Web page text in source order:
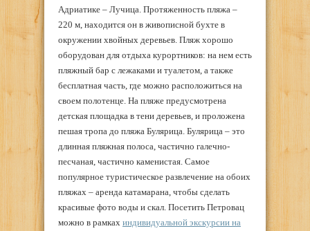
Адриатике – Лучица. Протяженность пляжа –
220 м, находится он в живописной бухте в
окружении хвойных деревьев. Пляж хорошо
оборудован для отдыха курортников: на нем есть
пляжный бар с лежаками и туалетом, а также
бесплатная часть, где можно расположиться на
своем полотенце. На пляже предусмотрена
детская площадка в тени деревьев, и проложена
пешая тропа до пляжа Булярица. Булярица – это
длинная пляжная полоса, частично галечно-
песчаная, частично каменистая. Самое
популярное туристическое развлечение на обоих
пляжах – аренда катамарана, чтобы сделать
красивые фото воды и скал. Посетить Петровац
можно в рамках индивидуальной экскурсии на